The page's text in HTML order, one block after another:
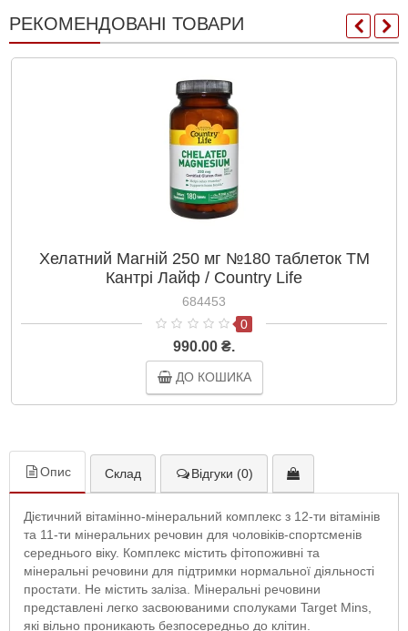
РЕКОМЕНДОВАНІ ТОВАРИ
Хелатний Магній 250 мг №180 таблеток ТМ
Кантрі Лайф / Country Life
684453
0
990.00 ₴.
ДО КОШИКА
Опис Склад Відгуки (0)
Дієтичний вітамінно-мінеральний комплекс з 12-ти вітамінів
та 11-ти мінеральних речовин для чоловіків-спортсменів
середнього віку. Комплекс містить фітопоживні та
мінеральні речовини для підтримки нормальної діяльності
простати. Не містить заліза. Мінеральні речовини
представлені легко засвоюваними сполуками Target Mins,
які вільно проникають безпосередньо до клітин.